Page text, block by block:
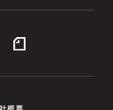
の方
考えの方
概要